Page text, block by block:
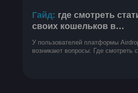
Гайд: где смотреть
своих кошельков в
У пользователей платформы
возникают вопросы: Где смотреть
кошельков? Как узнать метрики
понять, на каком месте в топе мой